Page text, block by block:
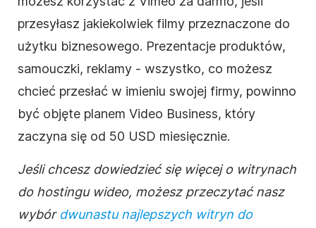
przesyłasz jakiekolwiek filmy przeznaczone do
użytku biznesowego. Prezentacje produktów,
samouczki, reklamy - wszystko, co możesz
chcieć przesłać w imieniu swojej firmy, powinno
być objęte planem Video Business, który
zaczyna się od 50 USD miesięcznie.
Jeśli chcesz dowiedzieć się więcej o witrynach
do hostingu wideo, możesz przeczytać nasz
wybórdwunastu najlepszych witryn do